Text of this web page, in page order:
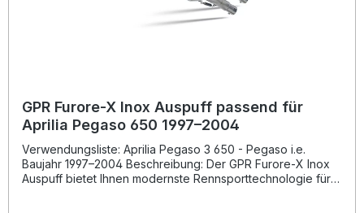
GPR Furore-X Inox Auspuff passend für
Aprilia Pegaso 650 1997–2004
Verwendungsliste: Aprilia Pegaso 3 650 - Pegaso i.e.
Baujahr 1997–2004 Beschreibung: Der GPR Furore-X Inox
Auspuff bietet Ihnen modernste Rennsporttechnologie für